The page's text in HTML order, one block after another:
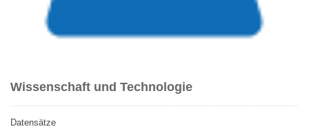
Wissenschaft und Technologie
Datensätze